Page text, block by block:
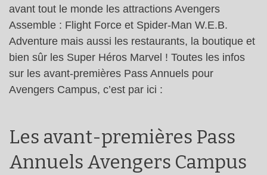
avant tout le monde les attractions Avengers
Assemble : Flight Force et Spider-Man W.E.B.
Adventure mais aussi les restaurants, la boutique et
bien sûr les Super Héros Marvel ! Toutes les infos
sur les avant-premières Pass Annuels pour
Avengers Campus, c’est par ici :
Les avant-premières Pass
Annuels Avengers Campus